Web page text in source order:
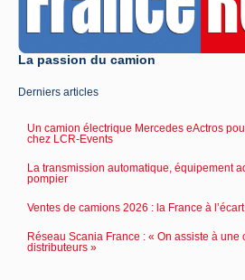
La passion du camion
Derniers articles
Un camion électrique Mercedes eActros
chez LCR-Events
La transmission automatique, équipement
pompier
Ventes de camions 2026 : la France à
Réseau Scania France : « On assiste à une
distributeurs »